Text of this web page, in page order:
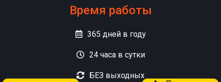
Время работы
365 дней в году
24часа в сутки
БЕЗ выходных